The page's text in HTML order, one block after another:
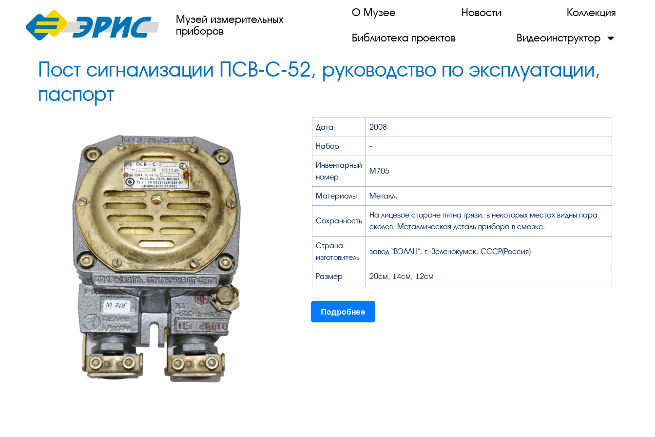
Музей измерительных
приборов
О Музее Новости Коллекция
Библиотека проектов Видеоинструктор
Пост сигнализации ПСВ-С-52, руководство по эксплуатации,
паспорт
Дата 2008
Набор -
Инвентарный
номер
М705
Материалы Металл.
Сохранность
На лицевое стороне пятна грязи, в некоторых местах видны пара
сколов. Металлическая деталь прибора в смазке.
Страна-
изготовитель
завод “ВЭЛАН”, г. Зеленокумск, СССР(Россия)
Размер 20см, 14см, 12см
Подробнее